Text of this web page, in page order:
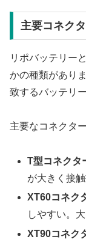
主要コネク
リポバッテリー
かの種類があり
致するバッテリ
主要なコネクタ
T型コネクタ
が大きく接
XT60コネク
しやすい。
XT90コネク